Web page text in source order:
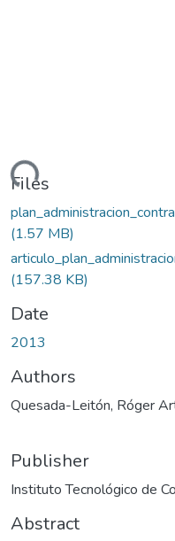
Files
(1.57 MB)
(157.38 KB)
Date
2013
Authors
Quesada-Leitón, Róger
Publisher
Instituto Tecnológico de
Abstract